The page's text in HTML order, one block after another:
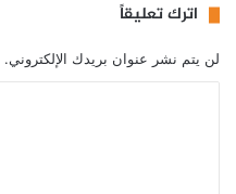
اترك تعليقاً
لن يتم نشر عنوان بريدك الإلكتروني.